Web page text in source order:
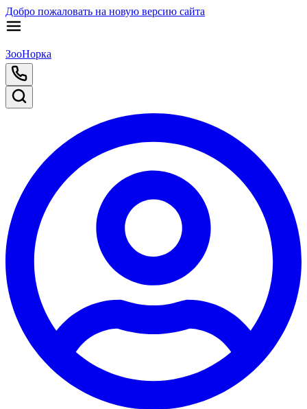
Добро пожаловать на новую версию сайта
ЗооНорка